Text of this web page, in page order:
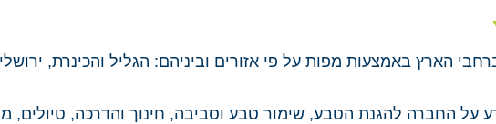
הארץ באמצעות מפות על פי אזורים וביניהם: הגליל והכינרת,
על החברה להגנת הטבע, שימור טבע וסביבה, חינוך והדרכה, טיולים,